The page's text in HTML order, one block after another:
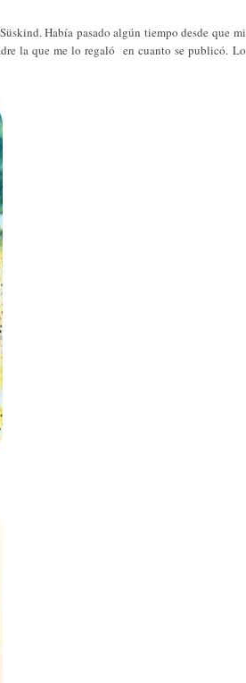
Había pasado algún tiempo desde que mi
la que me lo regaló en cuanto se publicó. Lo